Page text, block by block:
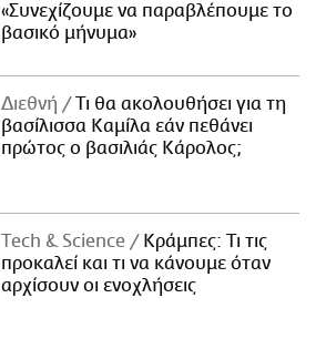
«Συνεχίζουμε να παραβλέπουμε το
βασικό μήνυμα»
Διεθνή
Τι θα ακολουθήσει για τη
βασίλισσα Καμίλα εάν πεθάνει
πρώτος ο βασιλιάς Κάρολος;
Τech & Science
Κράμπες: Τι τις
προκαλεί και τι να κάνουμε όταν
αρχίσουν οι ενοχλήσεις